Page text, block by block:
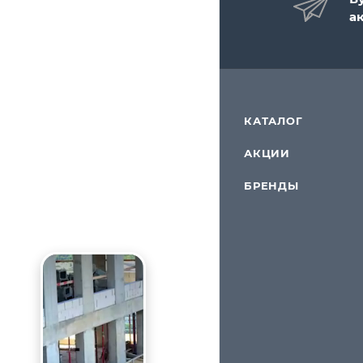
КАТАЛОГ
АКЦИИ
БРЕНДЫ